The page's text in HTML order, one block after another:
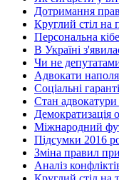
Дотримання
Круглий стіл на
Персональна
В Україні
Чи не
Адвокати
Соціальні
Стан адвокатури
Демократизація
Міжнародний
Підсумки 2016
Зміна правил
Аналіз